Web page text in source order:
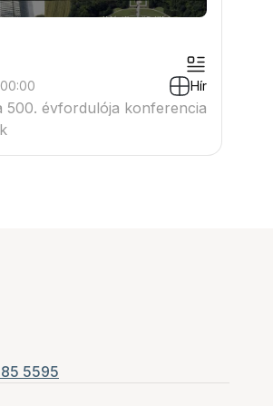
Hír
500. évfordulója konferencia
5595